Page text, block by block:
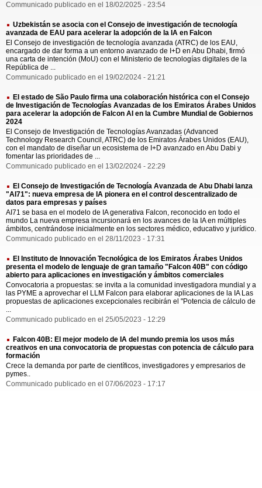
Communicado publicado en el 18/02/2025 - 23:54
Uzbekistán se asocia con el Consejo de investigación de tecnología
avanzada de EAU para acelerar la adopción de la IA en Falcon
El Consejo de investigación de tecnología avanzada (ATRC) de los EAU,
encargado de dar forma a un entorno avanzado de I+D en Abu Dhabi, firmó
una carta de intención (MoU) con el Ministerio de tecnologías digitales de la
República de ...
Communicado publicado en el 19/02/2024 - 21:21
El estado de São Paulo firma una colaboración histórica con el Consejo
de Investigación de Tecnologías Avanzadas de los Emiratos Árabes Unidos
para acelerar la adopción de Falcon AI en la Cumbre Mundial de Gobiernos
2024
El Consejo de Investigación de Tecnologías Avanzadas (Advanced
Technology Research Council, ATRC) de los Emiratos Árabes Unidos (EAU),
con el mandato de diseñar un ecosistema de I+D avanzado en Abu Dabi y
fomentar las prioridades de ...
Communicado publicado en el 13/02/2024 - 22:29
El Consejo de Investigación de Tecnología Avanzada de Abu Dhabi lanza
"AI71": nueva empresa de IA pionera en el control descentralizado de
datos para empresas y países
AI71 se basa en el modelo de IA generativa Falcon, reconocido en todo el
mundo La nueva empresa incursionará en los avances de la IA en múltiples
ámbitos, centrándose inicialmente en los sectores médico, educativo y jurídico.
Communicado publicado en el 28/11/2023 - 17:31
El Instituto de Innovación Tecnológica de los Emiratos Árabes Unidos
presenta el modelo de lenguaje de gran tamaño "Falcon 40B" con código
abierto para aplicaciones en investigación y ámbitos comerciales
Convocatoria a propuestas: se invita a la comunidad investigadora mundial y a
las PYME a aprovechar el LLM Falcon para elaborar aplicaciones de la IA Las
propuestas de aplicaciones excepcionales recibirán el "Potencia de cálculo de
...
Communicado publicado en el 25/05/2023 - 12:29
Falcon 40B: El mejor modelo de IA del mundo premia los usos más
creativos en una convocatoria de propuestas con potencia de cálculo para
formación
Crece la demanda por parte de científicos, investigadores y empresarios de
pymes..
Communicado publicado en el 07/06/2023 - 17:17